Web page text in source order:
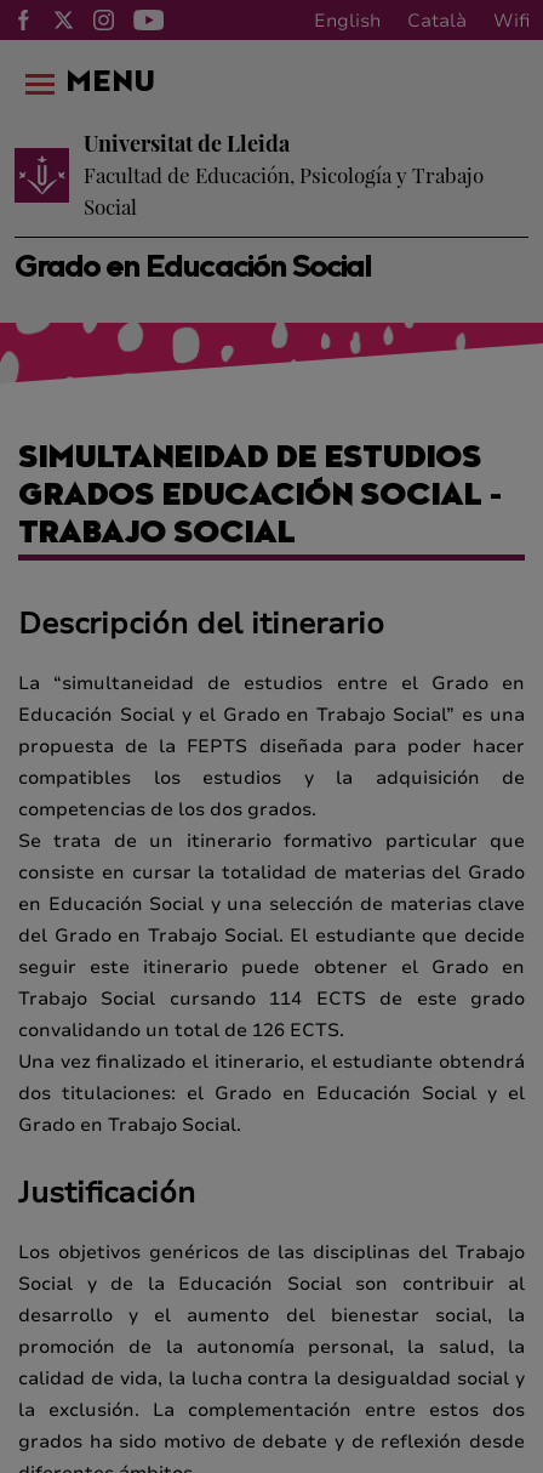
English Català Wifi
Grado en Educación Social
Universitat de Lleida
Facultad de Educación, Psicología y Trabajo
Social
MENU
SIMULTANEIDAD DE ESTUDIOS
GRADOS EDUCACIÓN SOCIAL -
TRABAJO SOCIAL
Descripción del itinerario
La “simultaneidad de estudios entre el Grado en
Educación Social y el Grado en Trabajo Social” es una
propuesta de la FEPTS diseñada para poder hacer
compatibles los estudios y la adquisición de
competencias de los dos grados.
Se trata de un itinerario formativo particular que
consiste en cursar la totalidad de materias del Grado
en Educación Social y una selección de materias clave
del Grado en Trabajo Social. El estudiante que decide
seguir este itinerario puede obtener el Grado en
Trabajo Social cursando 114 ECTS de este grado
convalidando un total de 126 ECTS.
Una vez finalizado el itinerario, el estudiante obtendrá
dos titulaciones: el Grado en Educación Social y el
Grado en Trabajo Social.
Justificación
Los objetivos genéricos de las disciplinas del Trabajo
Social y de la Educación Social son contribuir al
desarrollo y el aumento del bienestar social, la
promoción de la autonomía personal, la salud, la
calidad de vida, la lucha contra la desigualdad social y
la exclusión. La complementación entre estos dos
grados ha sido motivo de debate y de reflexión desde